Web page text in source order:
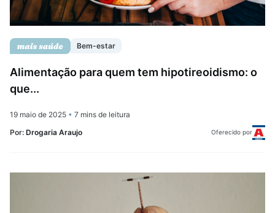
Bem-estar
Alimentação para quem tem hipotireoidismo: o
que...
19 maio de 2025 • 7 mins de leitura
Por: Drogaria Araujo Oferecido por